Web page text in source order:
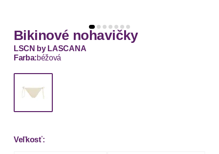
Bikinové nohavičky
LSCN by LASCANA
Farba:béžová
Veľkosť: